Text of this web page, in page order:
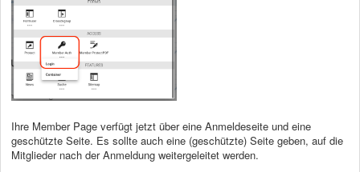
Ihre Member Page verfügt jetzt über eine Anmeldeseite und eine
geschützte Seite. Es sollte auch eine (geschützte) Seite geben, auf die
Mitglieder nach der Anmeldung weitergeleitet werden.